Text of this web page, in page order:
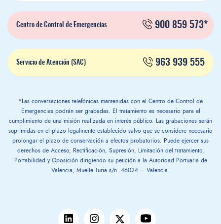
Centro de Control de Emergencias 900 859 573*
Servicio de Atención (SAC) 963 939 555
*Las conversaciones telefónicas mantenidas con el Centro de Control de
Emergencias podrán ser grabadas. El tratamiento es necesario para el
cumplimiento de una misión realizada en interés público. Las grabaciones serán
suprimidas en el plazo legalmente establecido salvo que se considere necesario
prolongar el plazo de conservación a efectos probatorios. Puede ejercer sus
derechos de Acceso, Rectificación, Supresión, Limitación del tratamiento,
Portabilidad y Oposición dirigiendo su petición a la Autoridad Portuaria de
Valencia, Muelle Turia s/n. 46024 – Valencia.